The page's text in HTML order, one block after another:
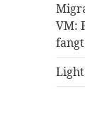
VM: